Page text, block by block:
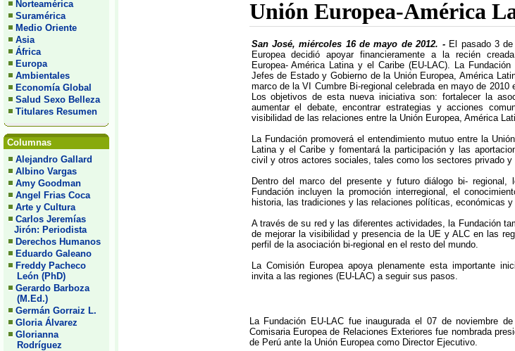
Norteamérica
Suramérica
Medio Oriente
Asia
África
Europa
Ambientales
Economía Global
Salud Sexo Belleza
Titulares Resumen
Columnas
Alejandro Gallard
Albino Vargas
Amy Goodman
Angel Frias Coca
Arte y Cultura
Carlos Jeremías
Jirón: Periodista
Derechos Humanos
Eduardo Galeano
Freddy Pacheco
León (PhD)
Gerardo Barboza
(M.Ed.)
Germán Gorraiz L.
Gloria Álvarez
Glorianna
Rodríguez
Unión Europea-América
San José, miércoles 16 de mayo de 2012. - El pasado 3
Europea decidió apoyar financieramente a la recién
Europea- América Latina y el Caribe (EU-LAC). La
Jefes de Estado y Gobierno de la Unión Europea, América
marco de la VI Cumbre Bi-regional celebrada en mayo de 2010
Los objetivos de esta nueva iniciativa son: fortalecer la
aumentar el debate, encontrar estrategias y acciones
visibilidad de las relaciones entre la Unión Europea, América
La Fundación promoverá el entendimiento mutuo entre la
Latina y el Caribe y fomentará la participación y las
civil y otros actores sociales, tales como los sectores privado y
Dentro del marco del presente y futuro diálogo bi- regional,
Fundación incluyen la promoción interregional, el
historia, las tradiciones y las relaciones políticas, económicas
A través de su red y las diferentes actividades, la Fundación
de mejorar la visibilidad y presencia de la UE y ALC en las
perfil de la asociación bi-regional en el resto del mundo.
La Comisión Europea apoya plenamente esta importante
invita a las regiones (EU-LAC) a seguir sus pasos.
La Fundación EU-LAC fue inaugurada el 07 de noviembre
Comisaria Europea de Relaciones Exteriores fue nombrada
de Perú ante la Unión Europea como Director Ejecutivo.